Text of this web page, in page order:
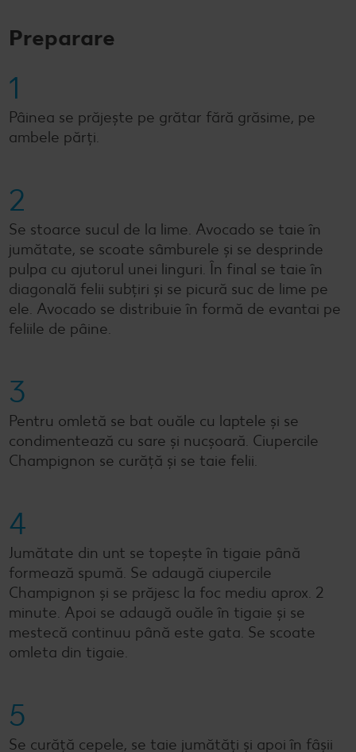
Preparare
1
Pâinea se prăjește pe grătar fără grăsime, pe
ambele părți.
2
Se stoarce sucul de la lime. Avocado se taie în
jumătate, se scoate sâmburele și se desprinde
pulpa cu ajutorul unei linguri. În final se taie în
diagonală felii subțiri și se picură suc de lime pe
ele. Avocado se distribuie în formă de evantai pe
feliile de pâine.
3
Pentru omletă se bat ouăle cu laptele și se
condimentează cu sare și nucșoară. Ciupercile
Champignon se curăță și se taie felii.
4
Jumătate din unt se topește în tigaie până
formează spumă. Se adaugă ciupercile
Champignon și se prăjesc la foc mediu aprox. 2
minute. Apoi se adaugă ouăle în tigaie și se
mestecă continuu până este gata. Se scoate
omleta din tigaie.
5
Se curăță cepele, se taie jumătăți și apoi în fâșii